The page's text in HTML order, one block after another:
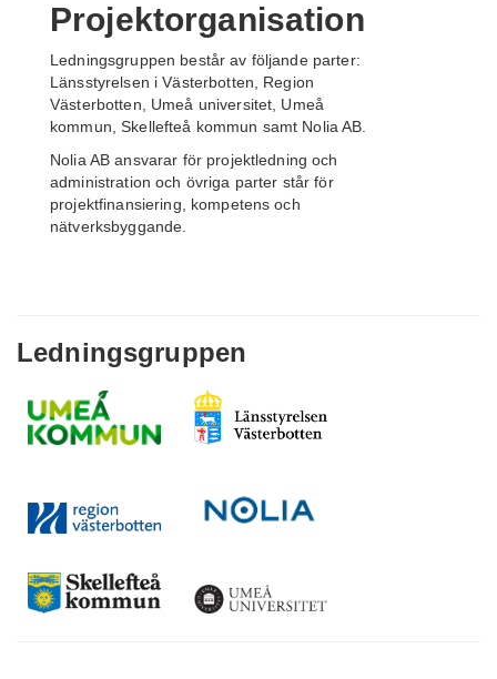
Projektorganisation
Ledningsgruppen består av följande parter:
Länsstyrelsen i Västerbotten, Region
Västerbotten, Umeå universitet, Umeå
kommun, Skellefteå kommun samt Nolia AB.
Nolia AB ansvarar för projektledning och
administration och övriga parter står för
projektfinansiering, kompetens och
nätverksbyggande.
Ledningsgruppen